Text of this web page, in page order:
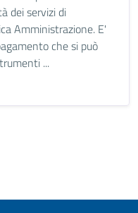
dei servizi di
Amministrazione. E'
che si può
...